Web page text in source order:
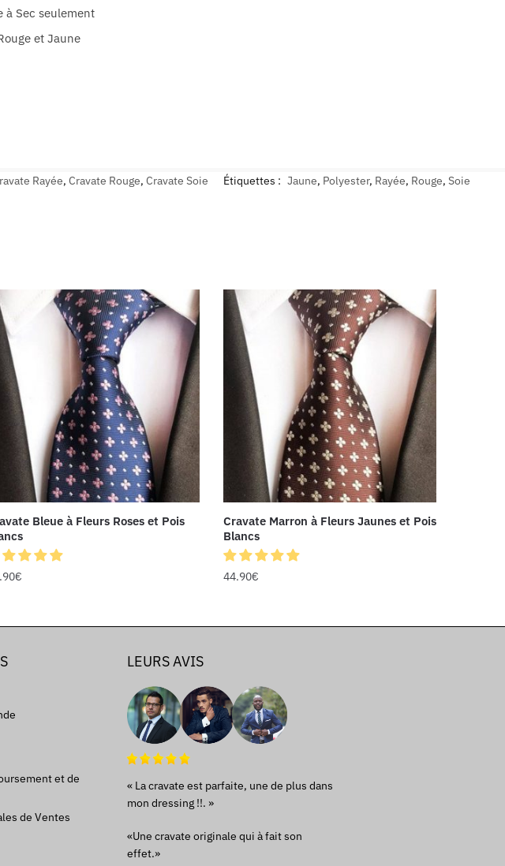
à Sec seulement
et Jaune
Rayée, Cravate Rouge, Cravate Soie Étiquettes : Jaune, Polyester, Rayée, Rouge, Soie
Bleue à Fleurs Roses et Pois
€
Cravate Marron à Fleurs Jaunes et Pois
Blancs
44.90€
et de
de Ventes
LEURS AVIS
« La cravate est parfaite, une de plus dans
mon dressing !!. »
«Une cravate originale qui à fait son
effet.»